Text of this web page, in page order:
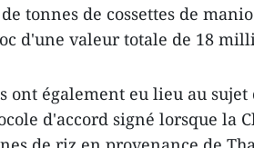
tonnes de cossettes de
d'une valeur totale de 18
ont également eu lieu au
d'accord signé lorsque la